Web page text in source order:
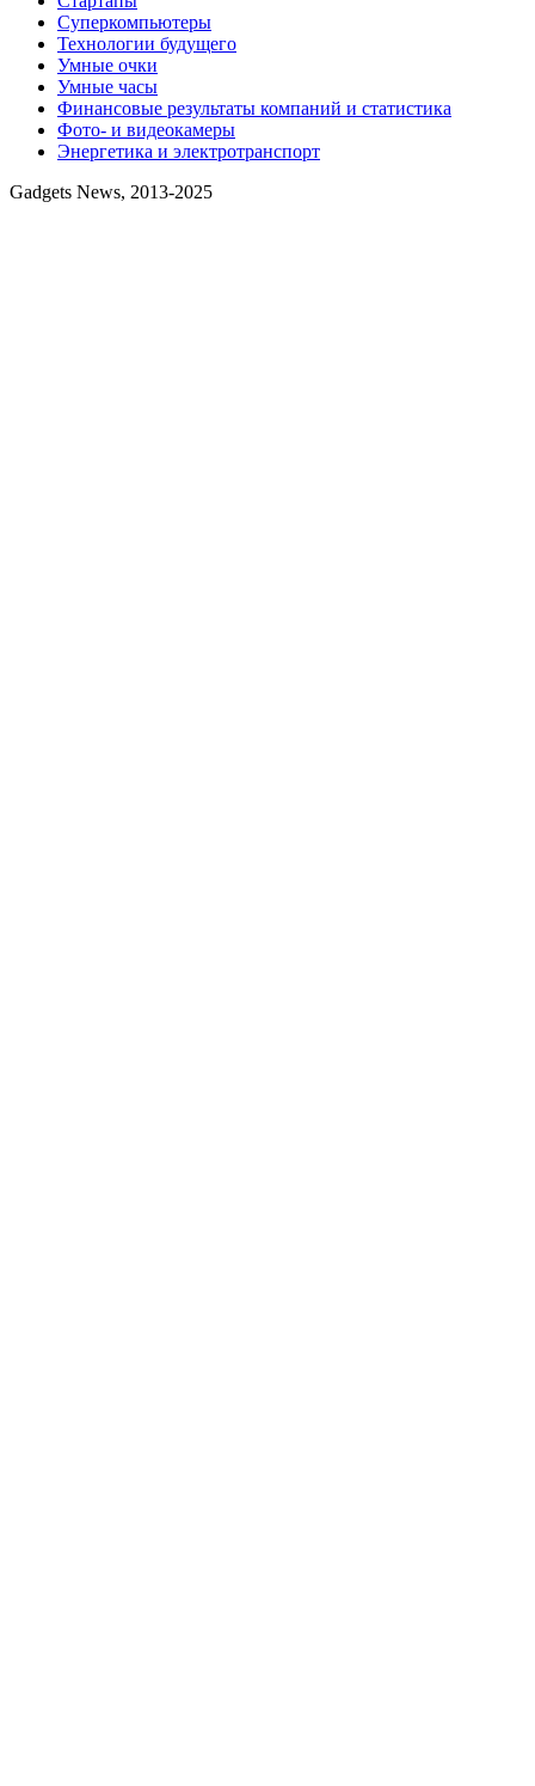
Суперкомпьютеры
Технологии будущего
Умные очки
Умные часы
Финансовые результаты компаний и статистика
Фото- и видеокамеры
Энергетика и электротранспорт
Gadgets News, 2013-2025